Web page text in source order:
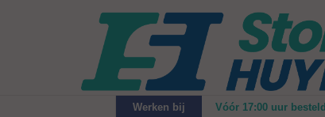
Werken bij Vóór 17:00 uur